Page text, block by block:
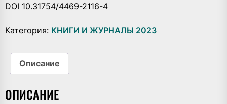
DOI 10.31754/4469-2116-4
Категория: КНИГИ И ЖУРНАЛЫ 2023
Описание
ОПИСАНИЕ